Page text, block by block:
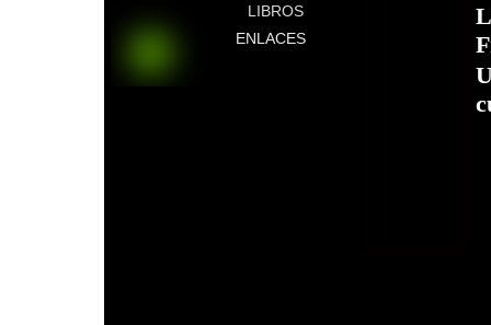
LIBROS
ENLACES